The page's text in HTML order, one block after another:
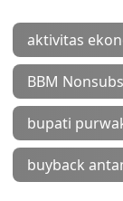
aktivitas
BBM
bupati
buyback